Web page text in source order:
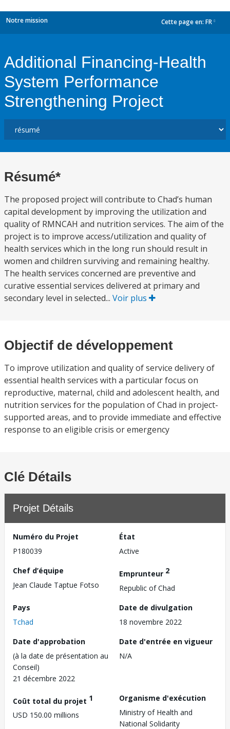
Notre mission Cette page en: FR
Additional Financing-Health
System Performance
Strengthening Project
Résumé*
The proposed project will contribute to Chad’s human
capital development by improving the utilization and
quality of RMNCAH and nutrition services. The aim of the
project is to improve access/utilization and quality of
health services which in the long run should result in
women and children surviving and remaining healthy.
The health services concerned are preventive and
curative essential services delivered at primary and
secondary level in selected... Voir plus
Objectif de développement
To improve utilization and quality of service delivery of
essential health services with a particular focus on
reproductive, maternal, child and adolescent health, and
nutrition services for the population of Chad in project-
supported areas, and to provide immediate and effective
response to an eligible crisis or emergency
Clé Détails
Projet Détails
Numéro du Projet
P180039
État
Active
Chef d’équipe
Jean Claude Taptue Fotso
Emprunteur 2
Republic of Chad
Pays
Tchad
Date de divulgation
18 novembre 2022
Date d'approbation
(à la date de présentation au
Conseil)
21 décembre 2022
Date d'entrée en vigueur
N/A
Coût total du projet 1
USD 150.00 millions
Organisme d'exécution
Ministry of Health and
National Solidarity